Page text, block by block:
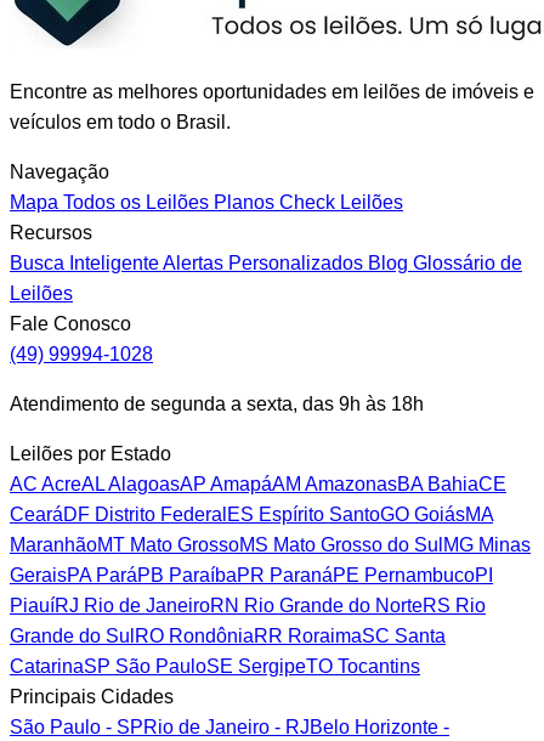
Encontre as melhores oportunidades em leilões de imóveis e
veículos em todo o Brasil.
Navegação
Mapa Todos os Leilões Planos Check Leilões
Recursos
Busca InteligenteAlertas Personalizados Blog Glossário de
Leilões
Fale Conosco
(49) 99994-1028
Atendimento de segunda a sexta, das 9h às 18h
Leilões por Estado
AC AcreALAlagoasAP AmapáAM AmazonasBABahiaCE
CearáDF Distrito Federal ES Espírito SantoGO GoiásMA
MaranhãoMT Mato GrossoMS Mato Grosso do Sul MG Minas
GeraisPAParáPB ParaíbaPR ParanáPE PernambucoPI
PiauíRJ Rio de JaneiroRN Rio Grande do NorteRS Rio
Grande do Sul RO RondôniaRR RoraimaSC Santa
CatarinaSP São PauloSE SergipeTO Tocantins
Principais Cidades
São Paulo - SPRio de Janeiro - RJBelo Horizonte -